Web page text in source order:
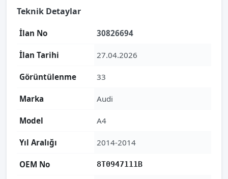
Teknik Detaylar
İlan No 30826694
İlan Tarihi 27.04.2026
Görüntülenme 33
Marka Audi
Model A4
Yıl Aralığı 2014-2014
OEM No 8T0947111B